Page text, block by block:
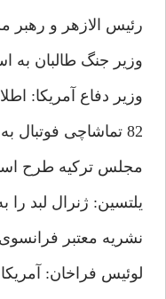
رئيس الازهر و رهبر
وزير جنگ طالبان به
وزير دفاع آمريكا:
82 تماشاچى فوتبال به علت ازدحام بيش از حد در ورزشگاه گواتمالا كشته شدند.
مجلس تركيه طرح
يلتسين: ژنرال لبد
نشريه معتبر
لوئيس فراخان: آمريكا